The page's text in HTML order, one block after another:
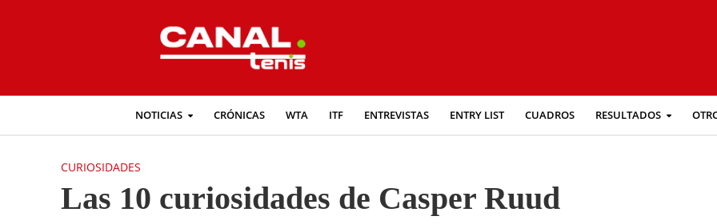
NOTICIAS CRÓNICAS WTA ITF ENTREVISTAS ENTRY LIST CUADROS RESULTADOS
CURIOSIDADES
Las 10 curiosidades de Casper Ruud